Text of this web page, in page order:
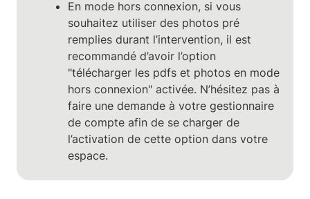
En mode hors connexion, si vous
souhaitez utiliser des photos pré
remplies durant l’intervention, il est
recommandé d’avoir l’option
"télécharger les pdfs et photos en mode
hors connexion" activée. N’hésitez pas à
faire une demande à votre gestionnaire
de compte afin de se charger de
l’activation de cette option dans votre
espace.